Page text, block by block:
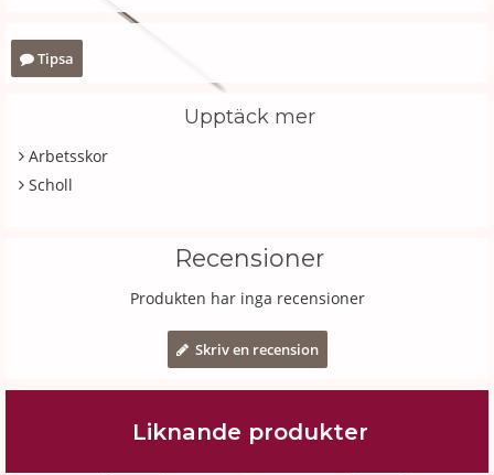
Tipsa
Upptäck mer
Arbetsskor
Scholl
Recensioner
Produkten har inga recensioner
Skriv en recension
Liknande produkter